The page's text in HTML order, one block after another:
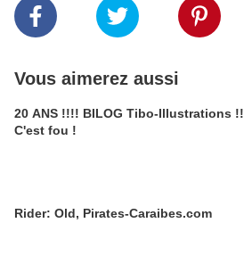
Vous aimerez aussi
20 ANS !!!! BILOG Tibo-Illustrations !!
C'est fou !
Rider: Old, Pirates-Caraibes.com